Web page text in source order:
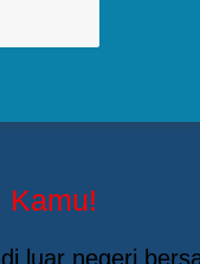
Kamu!
luar negeri